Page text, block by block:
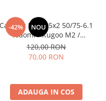
-42% NOU
Cauciuc Plin 8.5x2 50/75-6.1
Xiaomi / Kugoo M2 /
Ducati/Evergreen/Motus/
120,00 RON
70,00 RON
ADAUGA IN COS